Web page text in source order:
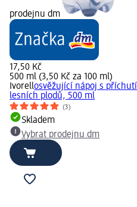
prodejnu dm
17,50 Kč
500 ml (3,50 Kč za 100 ml)
Ivorellosvěžující nápoj s příchutí
lesních plodů, 500 ml
(3)
Skladem
Vybrat prodejnu dm